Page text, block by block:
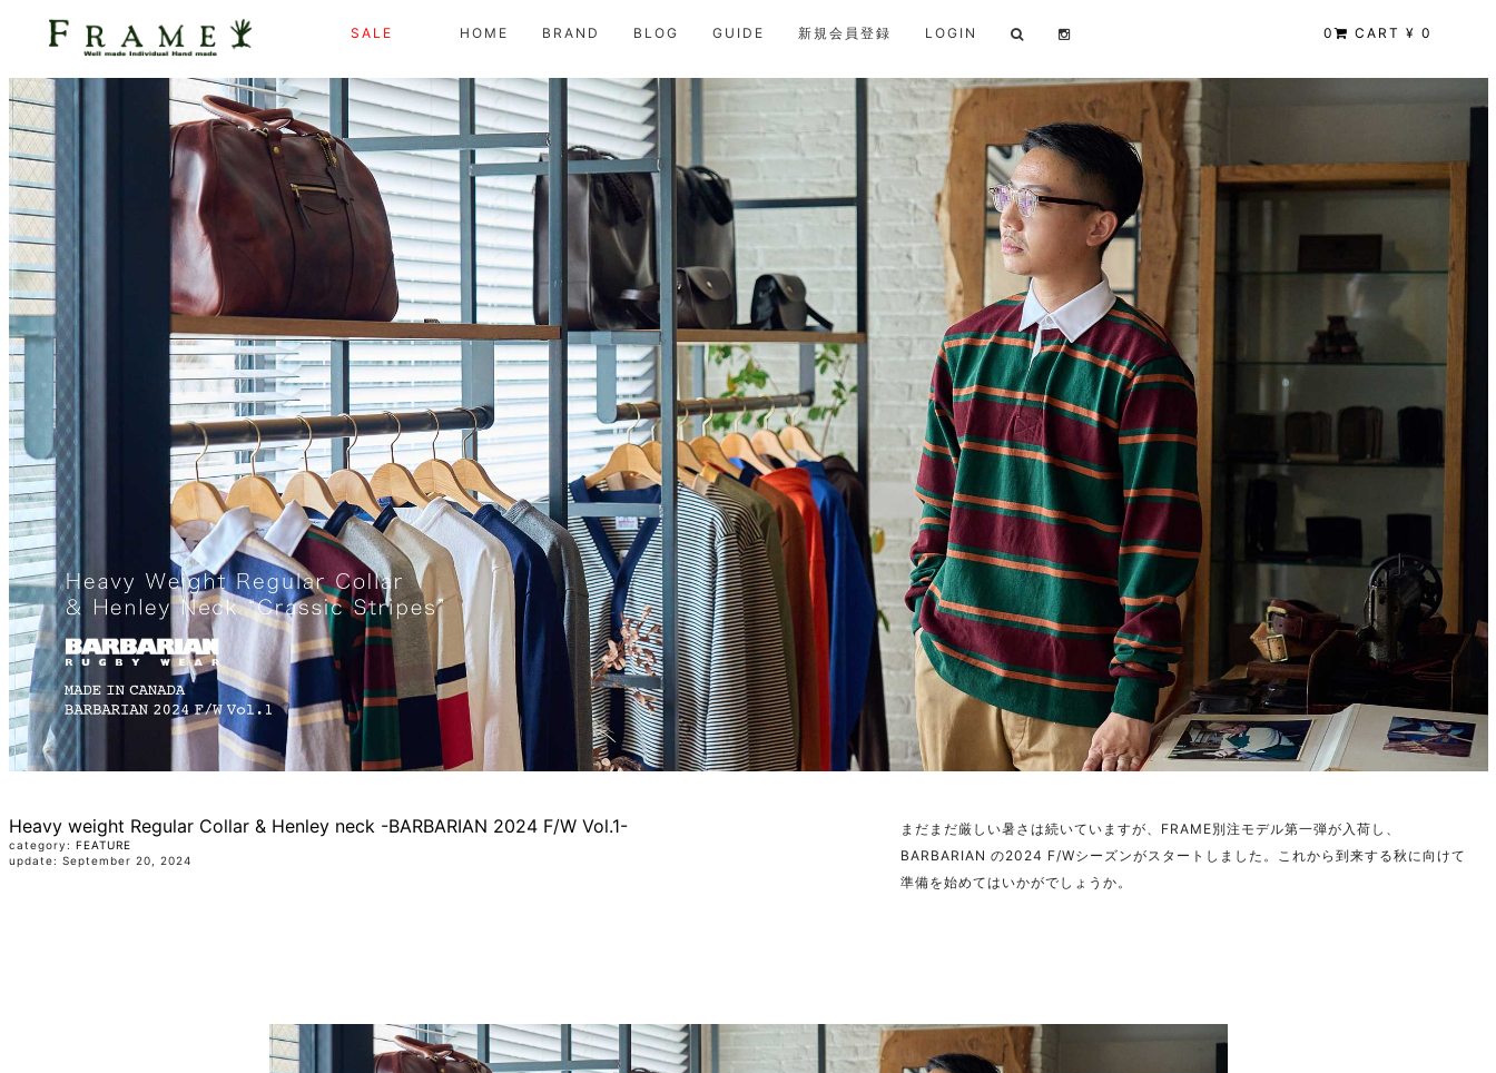
SALE HOME BRAND BLOG GUIDE 新規会員登録 LOGIN 0 CART ¥ 0
Heavy weight Regular Collar & Henley neck -BARBARIAN 2024 F/W Vol.1-
category: FEATURE
update: September 20, 2024
まだまだ厳しい暑さは続いていますが、FRAME別注モデル第一弾が入荷し、
BARBARIAN の2024 F/Wシーズンがスタートしました。これから到来する秋に向けて
準備を始めてはいかがでしょうか。